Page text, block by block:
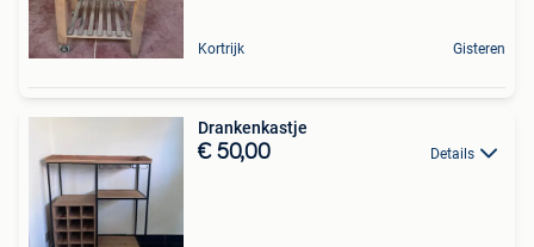
Kortrijk Gisteren
Drankenkastje
€ 50,00 Details